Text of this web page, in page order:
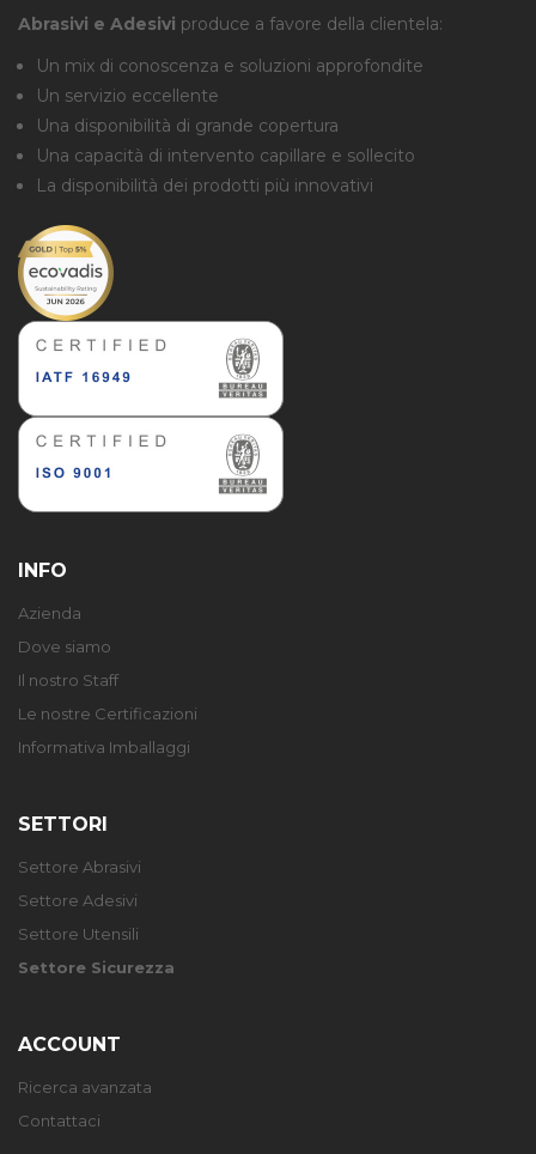
Abrasivi e Adesivi produce a favore della clientela:
Un mix di conoscenza e soluzioni approfondite
Un servizio eccellente
Una disponibilità di grande copertura
Una capacità di intervento capillare e sollecito
La disponibilità dei prodotti più innovativi
INFO
Azienda
Dove siamo
Il nostro Staff
Le nostre Certificazioni
Informativa Imballaggi
SETTORI
Settore Abrasivi
Settore Adesivi
Settore Utensili
Settore Sicurezza
ACCOUNT
Ricerca avanzata
Contattaci